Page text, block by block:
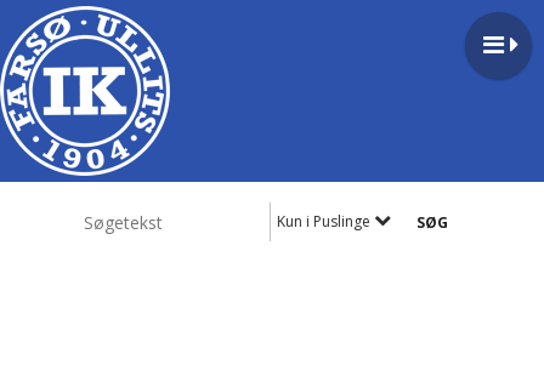
Kun i Puslinge